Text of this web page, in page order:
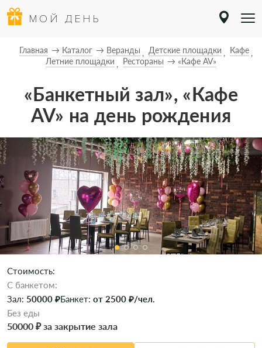
МОЙ ДЕНЬ
Главная Каталог Веранды Детские площадки
Кафе
Летние площадки
Рестораны «Кафе AV»
«Банкетный зал», «Кафе
AV» на день рождения
Стоимость:
C банкетом:
Зал: 50000 ₽Банкет: от 2500 ₽/чел.
Без еды
50000 ₽ за закрытие зала